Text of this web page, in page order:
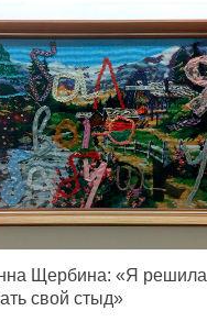
Щербина: «Я решила
свой стыд»